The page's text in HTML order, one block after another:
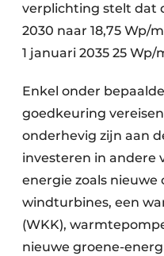
verplichting stelt dat
2030 naar 18,75 Wp/
1 januari 2035 25
Enkel onder
goedkeuring
onderhevig zijn aan
investeren in andere
energie zoals nieuwe
windturbines, een
(WKK),
nieuwe groene-